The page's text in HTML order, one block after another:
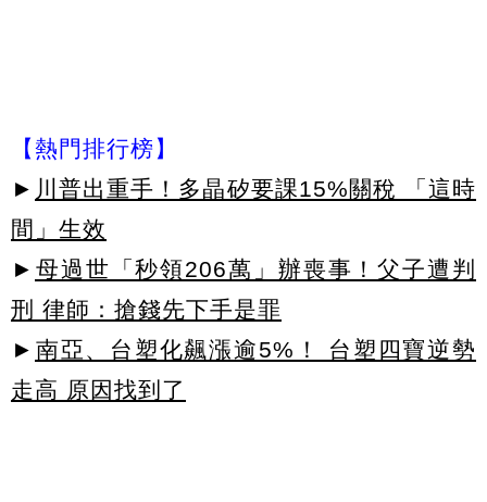
【熱門排行榜】
► 川普出重手！多晶矽要課15%關稅 「這時
間」生效
► 母過世「秒領206萬」辦喪事！父子遭判
刑 律師：搶錢先下手是罪
► 南亞、台塑化飆漲逾5%！ 台塑四寶逆勢
走高 原因找到了